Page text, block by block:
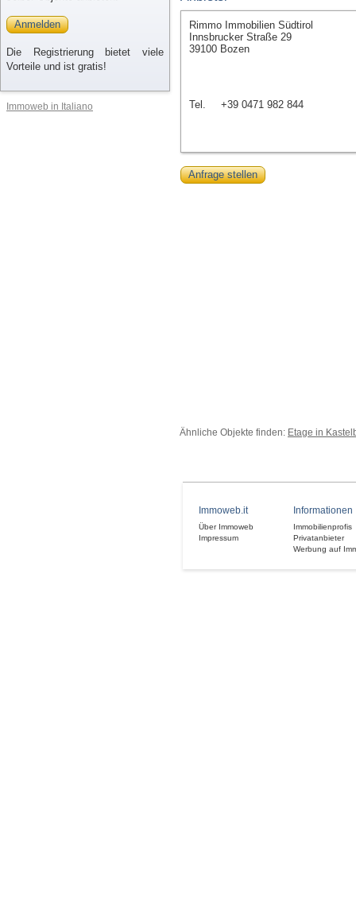
Anmelden
Die Registrierung bietet viele
Vorteile und ist gratis!
Immoweb in Italiano
Rimmo Immobilien Südtirol
Innsbrucker Straße 29
39100 Bozen
Tel. +39 0471 982 844
Anfrage stellen
Ähnliche Objekte finden: Etage in
Immoweb.it
Über Immoweb
Impressum
Informationen
Immobilienprofis
Privatanbieter
Werbung auf